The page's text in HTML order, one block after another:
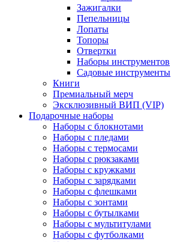
Зажигалки
Пепельницы
Лопаты
Топоры
Отвертки
Наборы инструментов
Садовые инструменты
Книги
Премиальный мерч
Эксклюзивный ВИП (VIP)
Подарочные наборы
Наборы с блокнотами
Наборы с пледами
Наборы с термосами
Наборы с рюкзаками
Наборы с кружками
Наборы с зарядками
Наборы с флешками
Наборы с зонтами
Наборы с бутылками
Наборы с мультитулами
Наборы с футболками